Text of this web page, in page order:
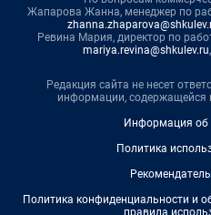
Жапарова Жанна, менеджер по
Ревина Мария, директор по
mariya.revina@shkulev.ru
Редакция сайта не несет
информации, содержащейся
Информация об
Политика
Политика конфиденциальности и